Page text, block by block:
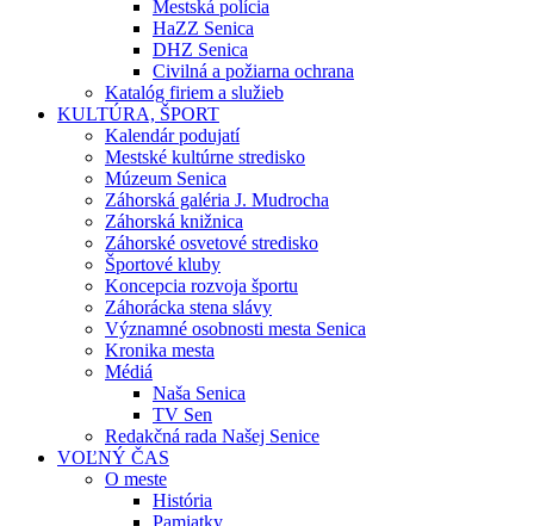
Mestská polícia
HaZZ Senica
DHZ Senica
Civilná a požiarna ochrana
Katalóg firiem a služieb
KULTÚRA, ŠPORT
Kalendár podujatí
Mestské kultúrne stredisko
Múzeum Senica
Záhorská galéria J. Mudrocha
Záhorská knižnica
Záhorské osvetové stredisko
Športové kluby
Koncepcia rozvoja športu
Záhorácka stena slávy
Významné osobnosti mesta Senica
Kronika mesta
Médiá
Naša Senica
TV Sen
Redakčná rada Našej Senice
VOĽNÝ ČAS
O meste
História